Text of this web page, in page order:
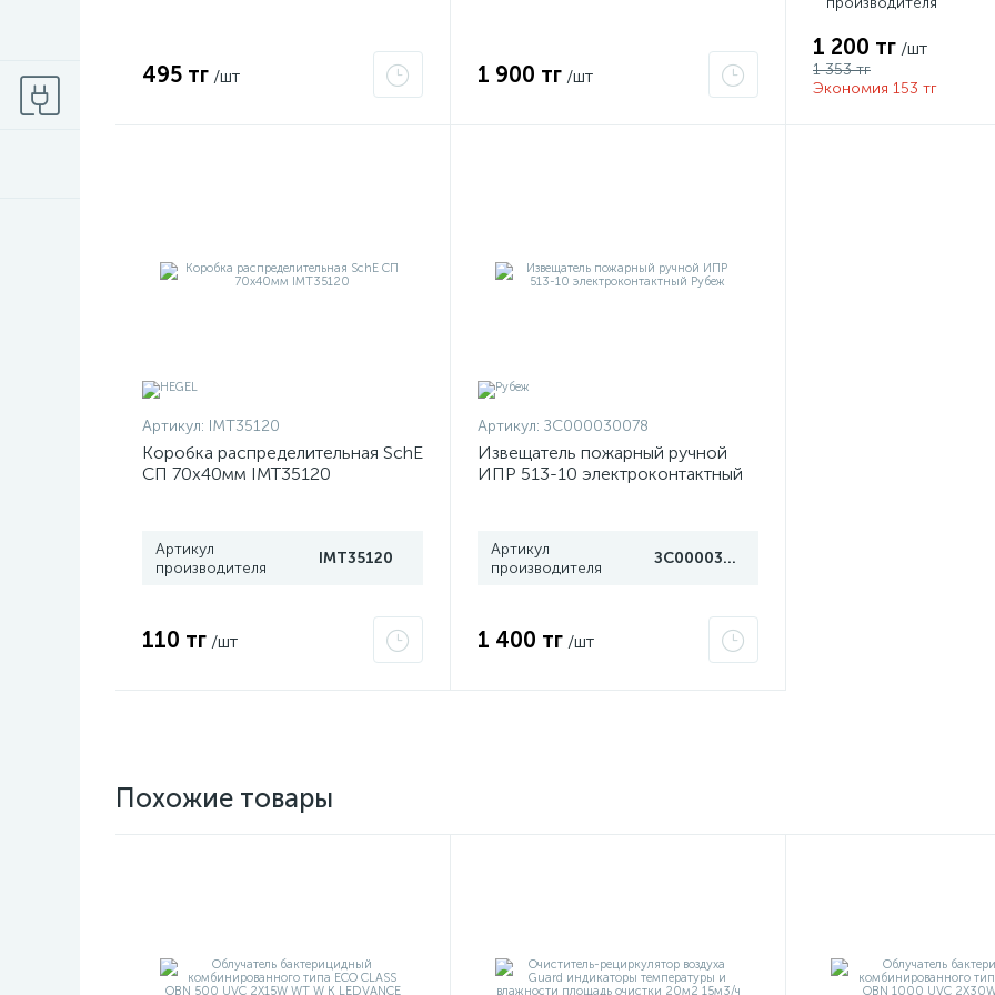
495 тг /шт 1 900 тг /шт
1 200 тг /шт
1 353 тг
Экономия 153 тг
Артикул: IMT35120
Коробка распределительная SchE
СП 70х40мм IMT35120
Артикул
производителя
IMT35120
110 тг /шт
Артикул: ЗС000030078
Извещатель пожарный ручной
ИПР 513-10 электроконтактный
Артикул
производителя
ЗС000030078
1 400 тг /шт
Похожие товары